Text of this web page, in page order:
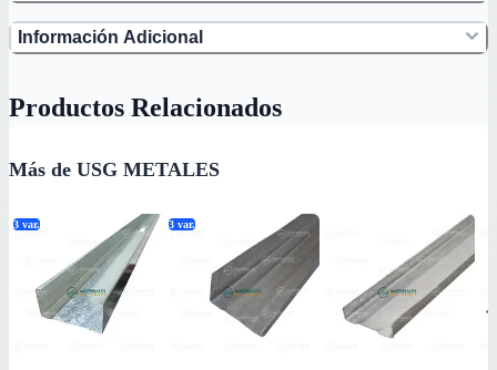
Información Adicional
Productos Relacionados
Más de USG METALES
3 var. 3 var.